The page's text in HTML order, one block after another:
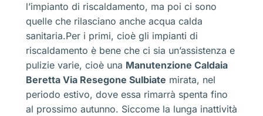
l’impianto di riscaldamento, ma poi ci sono
quelle che rilasciano anche acqua calda
sanitaria.Per i primi, cioè gli impianti di
riscaldamento è bene che ci sia un’assistenza e
pulizie varie, cioè una Manutenzione Caldaia
Beretta Via Resegone Sulbiate mirata, nel
periodo estivo, dove essa rimarrà spenta fino
al prossimo autunno. Siccome la lunga inattività